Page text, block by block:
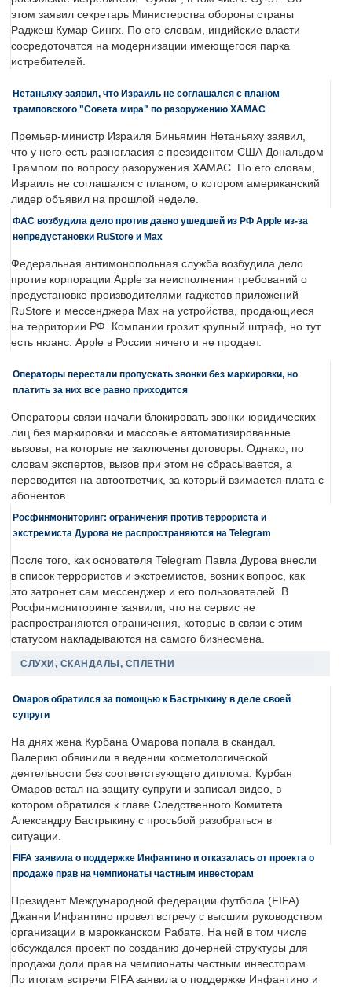
этом заявил секретарь Министерства обороны страны
Раджеш Кумар Сингх. По его словам, индийские власти
сосредоточатся на модернизации имеющегося парка
истребителей.
Нетаньяху заявил, что Израиль не соглашался с планом
трамповского "Совета мира" по разоружению ХАМАС
Премьер-министр Израиля Биньямин Нетаньяху заявил,
что у него есть разногласия с президентом США Дональдом
Трампом по вопросу разоружения ХАМАС. По его словам,
Израиль не соглашался с планом, о котором американский
лидер объявил на прошлой неделе.
ФАС возбудила дело против давно ушедшей из РФ Apple из-за
непредустановки RuStore и Max
Федеральная антимонопольная служба возбудила дело
против корпорации Apple за неисполнения требований о
предустановке производителями гаджетов приложений
RuStore и мессенджера Max на устройства, продающиеся
на территории РФ. Компании грозит крупный штраф, но тут
есть нюанс: Apple в России ничего и не продает.
Операторы перестали пропускать звонки без маркировки, но
платить за них все равно приходится
Операторы связи начали блокировать звонки юридических
лиц без маркировки и массовые автоматизированные
вызовы, на которые не заключены договоры. Однако, по
словам экспертов, вызов при этом не сбрасывается, а
переводится на автоответчик, за который взимается плата с
абонентов.
Росфинмониторинг: ограничения против террориста и
экстремиста Дурова не распространяются на Telegram
После того, как основателя Telegram Павла Дурова внесли
в список террористов и экстремистов, возник вопрос, как
это затронет сам мессенджер и его пользователей. В
Росфинмониторинге заявили, что на сервис не
распространяются ограничения, которые в связи с этим
статусом накладываются на самого бизнесмена.
СЛУХИ, СКАНДАЛЫ, СПЛЕТНИ
Омаров обратился за помощью к Бастрыкину в деле своей
супруги
На днях жена Курбана Омарова попала в скандал.
Валерию обвинили в ведении косметологической
деятельности без соответствующего диплома. Курбан
Омаров встал на защиту супруги и записал видео, в
котором обратился к главе Следственного Комитета
Александру Бастрыкину с просьбой разобраться в
ситуации.
FIFA заявила о поддержке Инфантино и отказалась от проекта о
продаже прав на чемпионаты частным инвесторам
Президент Международной федерации футбола (FIFA)
Джанни Инфантино провел встречу с высшим руководством
организации в марокканском Рабате. На ней в том числе
обсуждался проект по созданию дочерней структуры для
продажи доли прав на чемпионаты частным инвесторам.
По итогам встречи FIFA заявила о поддержке Инфантино и